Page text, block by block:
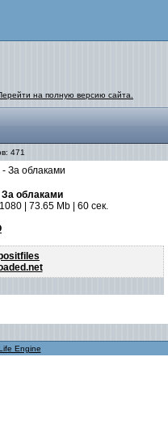
на полную версию сайта.
471
облаками
| 73.65 Mb | 60 сек.
Engine